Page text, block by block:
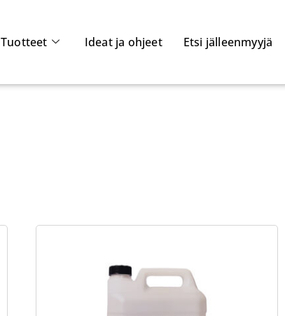
Tuotteet Ideat ja ohjeet Etsi jälleenmyyjä